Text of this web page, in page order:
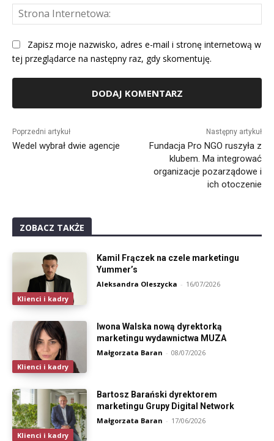
Zapisz moje nazwisko, adres e-mail i stronę internetową w
tej przeglądarce na następny raz, gdy skomentuję.
Poprzedni artykuł
Wedel wybrał dwie agencje
Następny artykuł
Fundacja Pro NGO ruszyła z
klubem. Ma integrować
organizacje pozarządowe i
ich otoczenie
ZOBACZ TAKŻE
Klienci i kadry
Kamil Frączek na czele marketingu
Yummer’s
Aleksandra Oleszycka - 16/07/2026
Klienci i kadry
Iwona Walska nową dyrektorką
marketingu wydawnictwa MUZA
Małgorzata Baran - 08/07/2026
Klienci i kadry
Bartosz Barański dyrektorem
marketingu Grupy Digital Network
Małgorzata Baran - 17/06/2026